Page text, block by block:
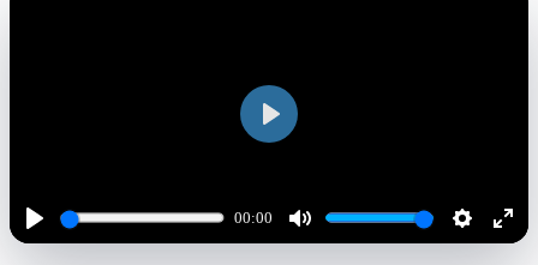
Play
00:00
Mute Settings
Play